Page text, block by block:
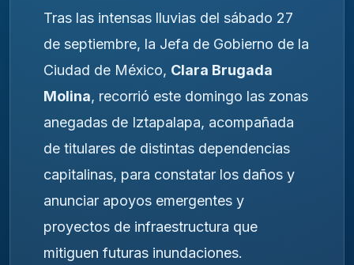
Tras las intensas lluvias del sábado 27
de septiembre, la Jefa de Gobierno de la
Ciudad de México, Clara Brugada
Molina, recorrió este domingo las zonas
anegadas de Iztapalapa, acompañada
de titulares de distintas dependencias
capitalinas, para constatar los daños y
anunciar apoyos emergentes y
proyectos de infraestructura que
mitiguen futuras inundaciones.